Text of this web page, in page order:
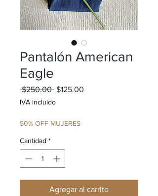
Pantalón American
Eagle
$250.00 Precio
$125.00
IVA incluido
50% OFF MUJERES
Cantidad *
Agregar al carrito